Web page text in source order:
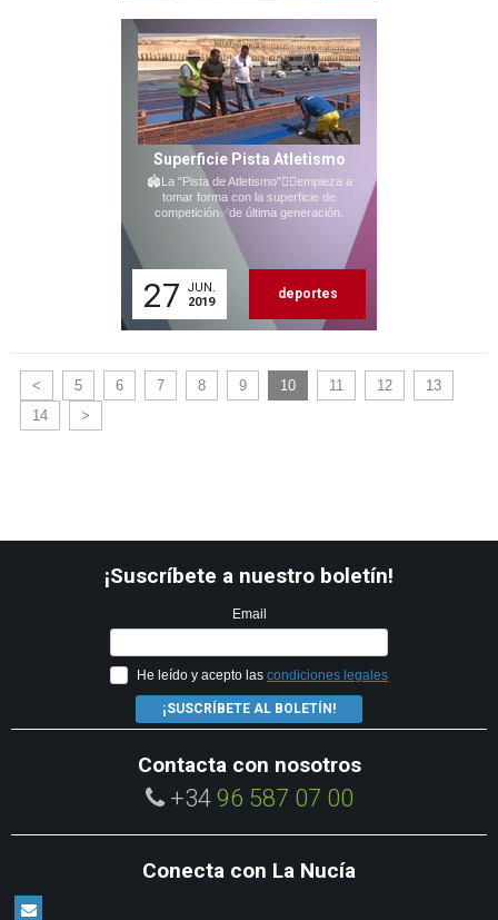
Superficie Pista Atletismo
🏟La "Pista de Atletismo"🏃‍♂empieza a
tomar forma con la superficie de
competición✅de última generación.
27
JUN.
2019
deportes
< 5 6 7 8 9 10 11 12
13
14
>
¡Suscríbete a nuestro boletín!
Email
He leído y acepto las condiciones legales
¡SUSCRÍBETE AL BOLETÍN!
Contacta con nosotros
+34 96 587 07 00
Conecta con La Nucía